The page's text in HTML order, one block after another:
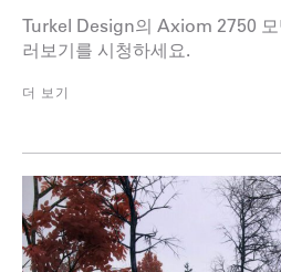
Turkel Design의 Axiom 2750
러보기를 시청하세요.
더 보기